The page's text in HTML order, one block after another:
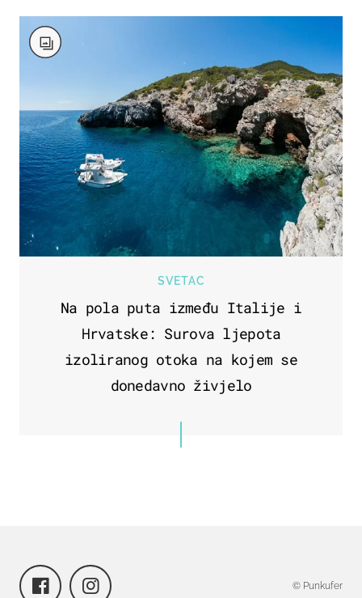
SVETAC
Na pola puta između Italije i
Hrvatske: Surova ljepota
izoliranog otoka na kojem se
donedavno živjelo
© Punkufer